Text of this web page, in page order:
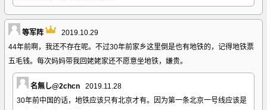
等军阵
2019.10.29
44年前啊，我还不存在呢。不过30年前家乡这里倒是也有地铁的，记得地铁票
五毛钱。每次妈妈带我回姥姥家还不愿意坐地铁，嫌贵。
名無し@2chcn
2019.11.28
30年前中国的话，地铁应该只有北京才有。因为第一条北京一号线应该是